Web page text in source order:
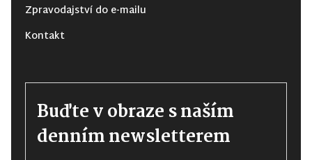
Zpravodajství do e-mailu
Kontakt
Buďte v obraze s naším
denním newsletterem